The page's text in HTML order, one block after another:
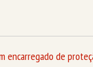
encarregado de